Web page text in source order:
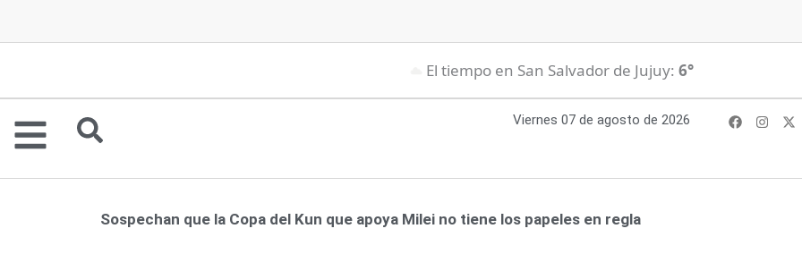
El tiempo en San Salvador de Jujuy: 6°
Viernes 07 de agosto de 2026
F
a
o
I
n
g
X
-
t
Sospechan que la Copa del Kun que apoya Milei no tiene los papeles en regla